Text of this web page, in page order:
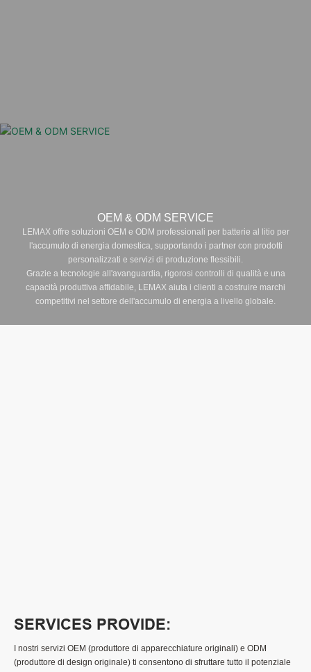
OEM & ODM SERVICE
LEMAX offre soluzioni OEM e ODM professionali per batterie al litio per
l'accumulo di energia domestica, supportando i partner con prodotti
personalizzati e servizi di produzione flessibili.
Grazie a tecnologie all'avanguardia, rigorosi controlli di qualità e una
capacità produttiva affidabile, LEMAX aiuta i clienti a costruire marchi
competitivi nel settore dell'accumulo di energia a livello globale.
SERVICES PROVIDE:
I nostri servizi OEM (produttore di apparecchiature originali) e ODM
(produttore di design originale) ti consentono di sfruttare tutto il potenziale